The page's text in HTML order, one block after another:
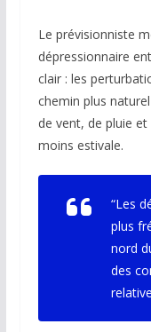
Le prévisionniste
dépressionnaire
clair : les
chemin plus
de vent, de pluie
moins estivale.
“Les
plus
nord
des